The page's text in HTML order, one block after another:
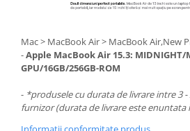
Mac > MacBook Air > MacBook Air,New
-Apple MacBook Air 15.3: MIDNIGHT/
GPU/16GB/256GB-ROM
- *produsele cu durata de livrare intre 3 -
furnizor (durata de livrare este enuntata